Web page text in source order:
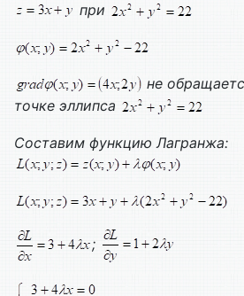
при
не
точке эллипса
Составим функцию Лагранжа:
;